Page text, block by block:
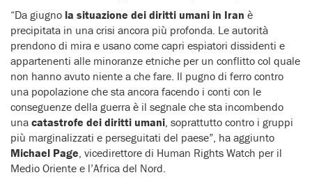
“Da giugno la situazione dei diritti umani in Iran è
precipitata in una crisi ancora più profonda. Le autorità
prendono di mira e usano come capri espiatori dissidenti e
appartenenti alle minoranze etniche per un conflitto col quale
non hanno avuto niente a che fare. Il pugno di ferro contro
una popolazione che sta ancora facendo i conti con le
conseguenze della guerra è il segnale che sta incombendo
una catastrofe dei diritti umani , soprattutto contro i gruppi
più marginalizzati e perseguitati del paese”, ha aggiunto
Michael Page , vicedirettore di Human Rights Watch per il
Medio Oriente e l’Africa del Nord.